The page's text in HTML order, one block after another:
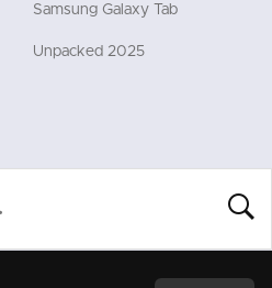
Samsung Galaxy Tab
Unpacked 2025